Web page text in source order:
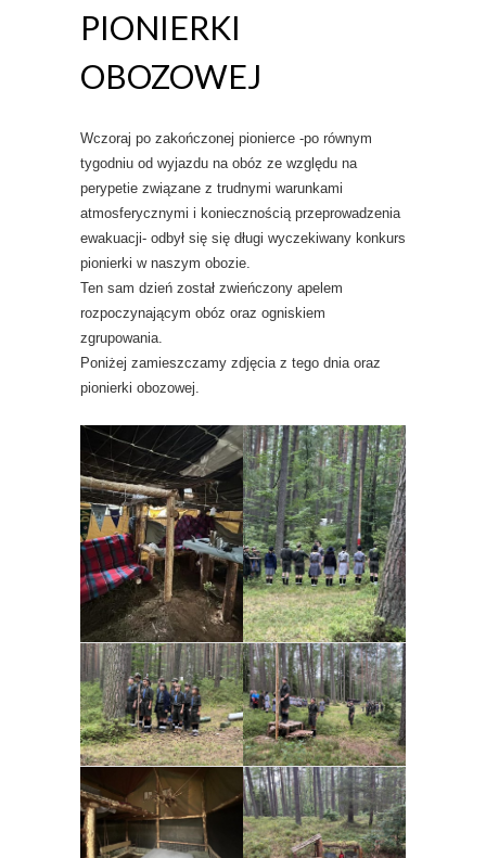
PIONIERKI
OBOZOWEJ
Wczoraj po zakończonej pionierce -po równym
tygodniu od wyjazdu na obóz ze względu na
perypetie związane z trudnymi warunkami
atmosferycznymi i koniecznością przeprowadzenia
ewakuacji- odbył się się długi wyczekiwany konkurs
pionierki w naszym obozie.
Ten sam dzień został zwieńczony apelem
rozpoczynającym obóz oraz ogniskiem
zgrupowania.
Poniżej zamieszczamy zdjęcia z tego dnia oraz
pionierki obozowej.